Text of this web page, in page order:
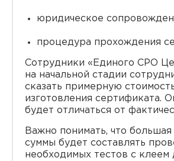
юридическое
процедура прохождения
Сотрудники «Единого СРО
на начальной стадии
сказать примерную
изготовления сертификата.
будет отличаться от
Важно понимать, что большая
суммы будет составлять
необходимых тестов с клеем